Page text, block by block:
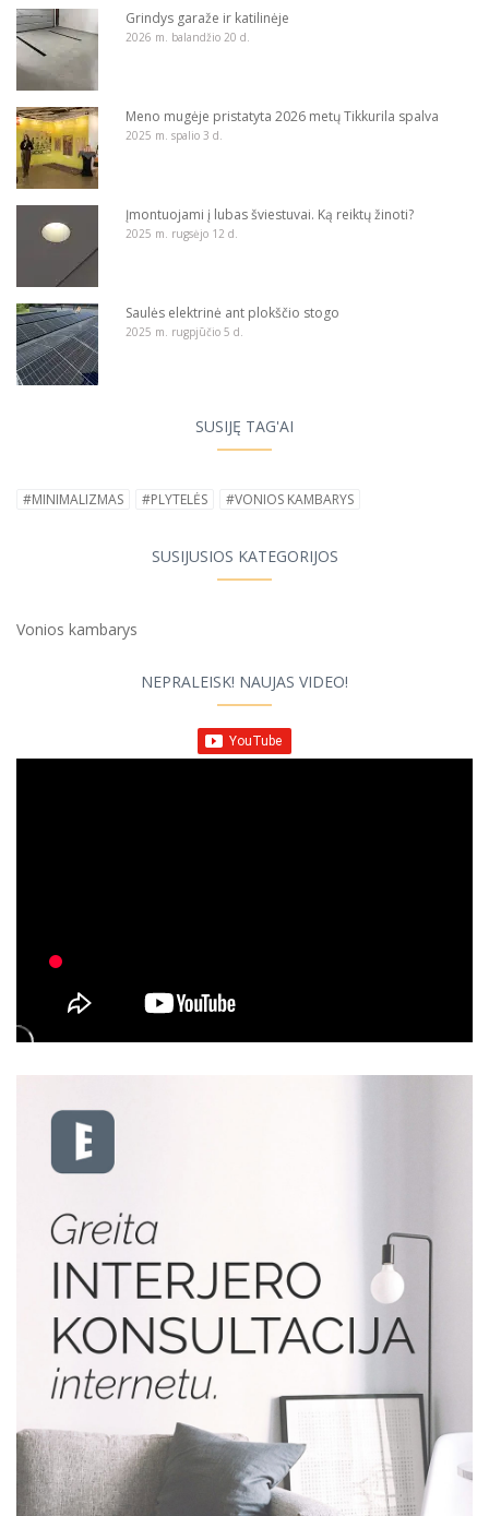
Grindys garaže ir katilinėje
2026 m. balandžio 20 d.
Meno mugėje pristatyta 2026 metų Tikkurila spalva
2025 m. spalio 3 d.
Įmontuojami į lubas šviestuvai. Ką reiktų žinoti?
2025 m. rugsėjo 12 d.
Saulės elektrinė ant plokščio stogo
2025 m. rugpjūčio 5 d.
SUSIJĘ TAG'AI
#MINIMALIZMAS #PLYTELĖS #VONIOS KAMBARYS
SUSIJUSIOS KATEGORIJOS
Vonios kambarys
NEPRALEISK! NAUJAS VIDEO!